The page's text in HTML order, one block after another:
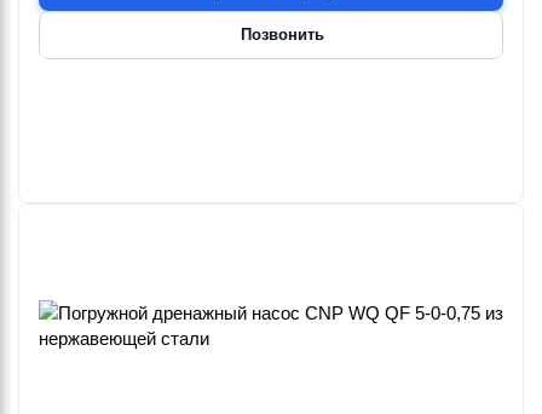
Позвонить